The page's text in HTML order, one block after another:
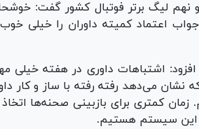
نهم لیگ برتر فوتبال کشور گفت:
اعتماد کمیته داوران را خیلی
اشتباهات داوری در هفته خیلی
کمتری برای بازبینی صحنه‌ها
این سیستم هستیم.